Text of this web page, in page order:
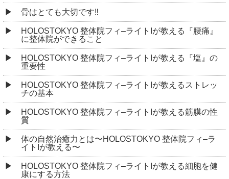
骨はとても大切です‼︎
HOLOSTOKYO 整体院フィ–ライトIが教える『腰痛』
に整体院ができること
HOLOSTOKYO 整体院フィ–ライトIが教える『塩』の
重要性
HOLOSTOKYO 整体院フィ–ライトIが教えるストレッ
チの基本
HOLOSTOKYO 整体院フィ–ライトIが教える筋膜の性
質
体の自然治癒力とは〜HOLOSTOKYO 整体院フィ–ラ
イトIが教える〜
HOLOSTOKYO 整体院フィ–ライトIが教える細胞を健
康にする方法